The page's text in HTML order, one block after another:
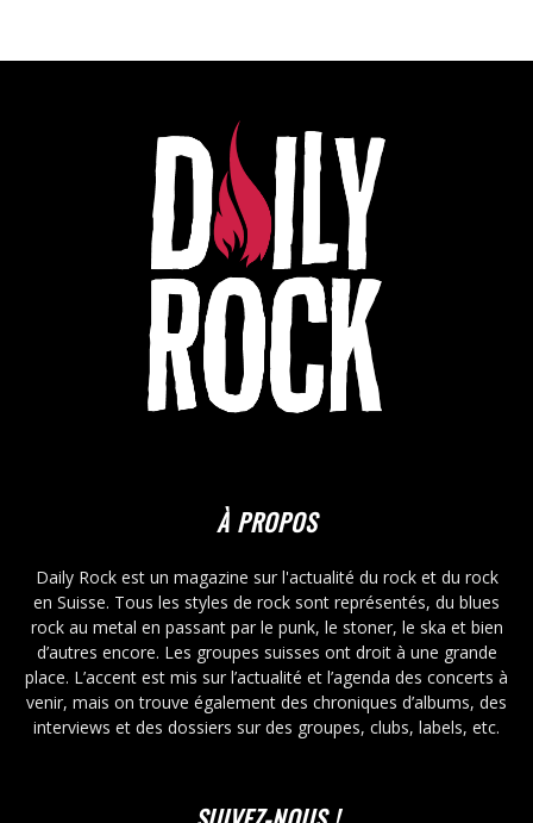
À PROPOS
Daily Rock est un magazine sur l'actualité du rock et du rock
en Suisse. Tous les styles de rock sont représentés, du blues
rock au metal en passant par le punk, le stoner, le ska et bien
d’autres encore. Les groupes suisses ont droit à une grande
place. L’accent est mis sur l’actualité et l’agenda des concerts à
venir, mais on trouve également des chroniques d’albums, des
interviews et des dossiers sur des groupes, clubs, labels, etc.